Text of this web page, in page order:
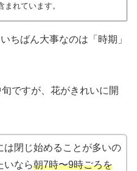
れています。
ちばん大事なのは「時期」
ですが、花がきれいに開
は閉じ始めることが多いの
いなら朝7時〜9時ごろを